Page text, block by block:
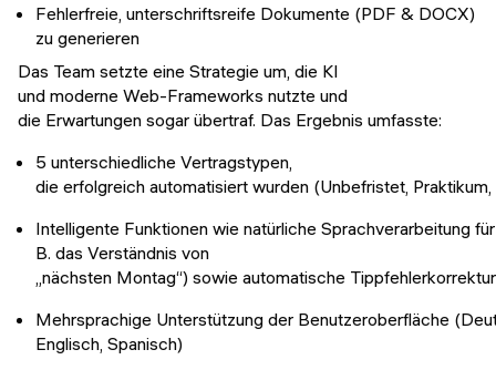
Fehlerfreie, unterschriftsreife Dokumente (PDF & DOCX)
zu generieren
Das Team setzte eine Strategie um, die KI
und moderne Web-Frameworks nutzte und
die Erwartungen sogar übertraf. Das Ergebnis umfasste:
5 unterschiedliche Vertragstypen,
die erfolgreich automatisiert wurden (Unbefristet,
Intelligente Funktionen wie natürliche Sprachverarbeitung
B. das Verständnis von
„nächsten Montag“) sowie automatische
Mehrsprachige Unterstützung der Benutzeroberfläche
Englisch, Spanisch)